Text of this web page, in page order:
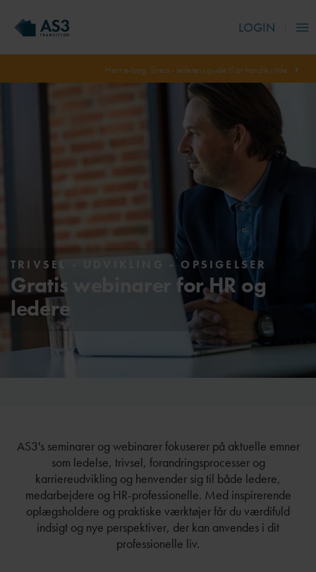
LOGIN
Hent e-bog: Stress - lederens guide til at handle i tide
TRIVSEL - UDVIKLING - OPSIGELSER
Gratis webinarer for HR og
ledere
AS3's seminarer og webinarer fokuserer på aktuelle emner
som ledelse, trivsel, forandringsprocesser og
karriereudvikling og henvender sig til både ledere,
medarbejdere og HR-professionelle. Med inspirerende
oplægsholdere og praktiske værktøjer får du værdifuld
indsigt og nye perspektiver, der kan anvendes i dit
professionelle liv.